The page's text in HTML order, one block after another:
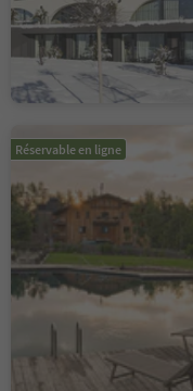
Réservable en ligne